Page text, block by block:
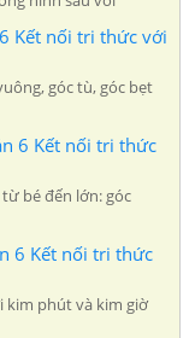
Kết nối tri thức với
góc tù, góc bẹt
6 Kết nối tri thức
bé đến lớn: góc
6 Kết nối tri thức
kim phút và kim giờ